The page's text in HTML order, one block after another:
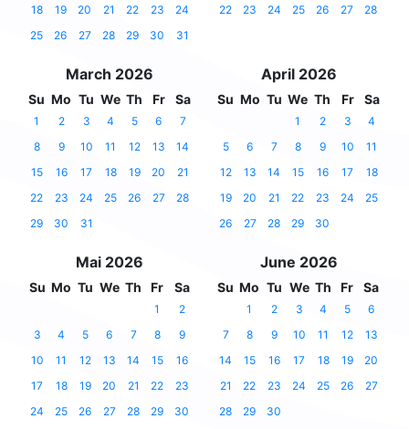
18
19 20 21 22 23
24
25
26 27 28 29 30 31
22
23 24 25 26 27 28
March 2026
Su Mo Tu We Th Fr Sa
1 2 3 4 5 6
7
8
9 10 11 12 13
14
15
16 17 18 19 20
21
22
23 24 25 26 27
28
29
30 31
April 2026
Su Mo Tu We Th Fr Sa
1 2 3
4
5
6 7 8 9 10
11
12
13 14 15 16 17
18
19
20 21 22 23 24
25
26
27 28 29 30
Mai 2026
Su Mo Tu We Th Fr Sa
1
2
3
4 5 6 7 8
9
10
11 12 13 14 15
16
17
18 19 20 21 22
23
24
25 26 27 28 29 30
June 2026
Su Mo Tu We Th Fr Sa
1 2 3 4 5
6
7
8 9 10 11 12
13
14
15 16 17 18 19
20
21
22 23 24 25 26
27
28
29 30